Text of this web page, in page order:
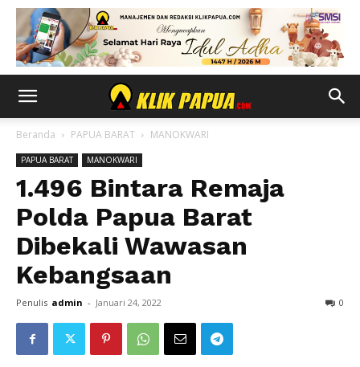
Beranda PAPUA BARAT MANOKWARI
PAPUA BARAT MANOKWARI
1.496 Bintara Remaja
Polda Papua Barat
Dibekali Wawasan
Kebangsaan
Penulis admin - Januari 24, 2022 0